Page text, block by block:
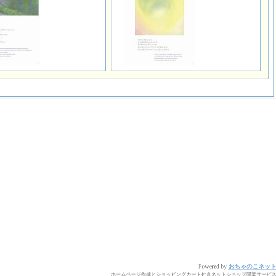
Powered by おちゃのこネット
ホームページ作成とショッピングカート付きネットショップ開業サービス